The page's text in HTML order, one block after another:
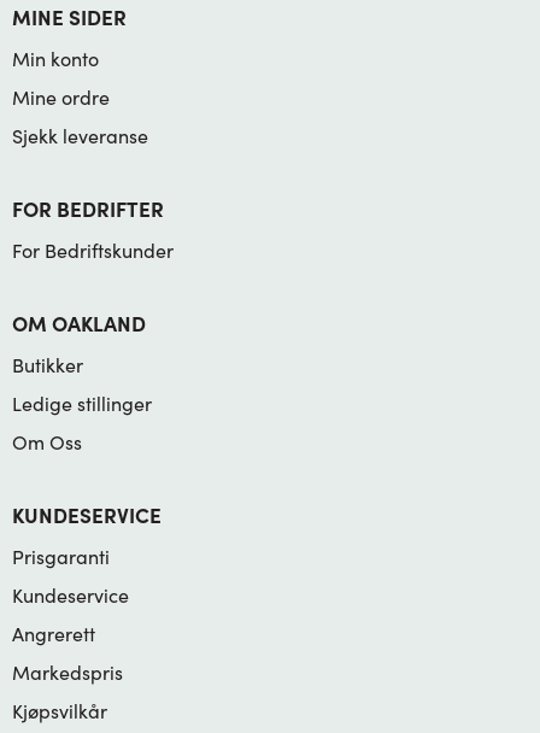
MINE SIDER
Min konto
Mine ordre
Sjekk leveranse
FOR BEDRIFTER
For Bedriftskunder
OM OAKLAND
Butikker
Ledige stillinger
Om Oss
KUNDESERVICE
Prisgaranti
Kundeservice
Angrerett
Markedspris
Kjøpsvilkår